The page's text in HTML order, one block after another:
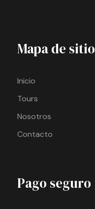
Mapa de sitio
Inicio
Tours
Nosotros
Contacto
Pago seguro